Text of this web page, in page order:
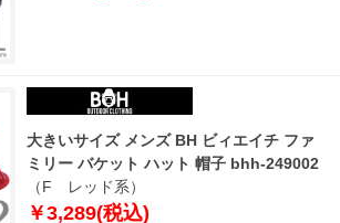
大きいサイズ メンズ BH ビィエイチ ファ
ミリー バケット ハット 帽子 bhh-249002
（F レッド系）
￥3,289(税込)